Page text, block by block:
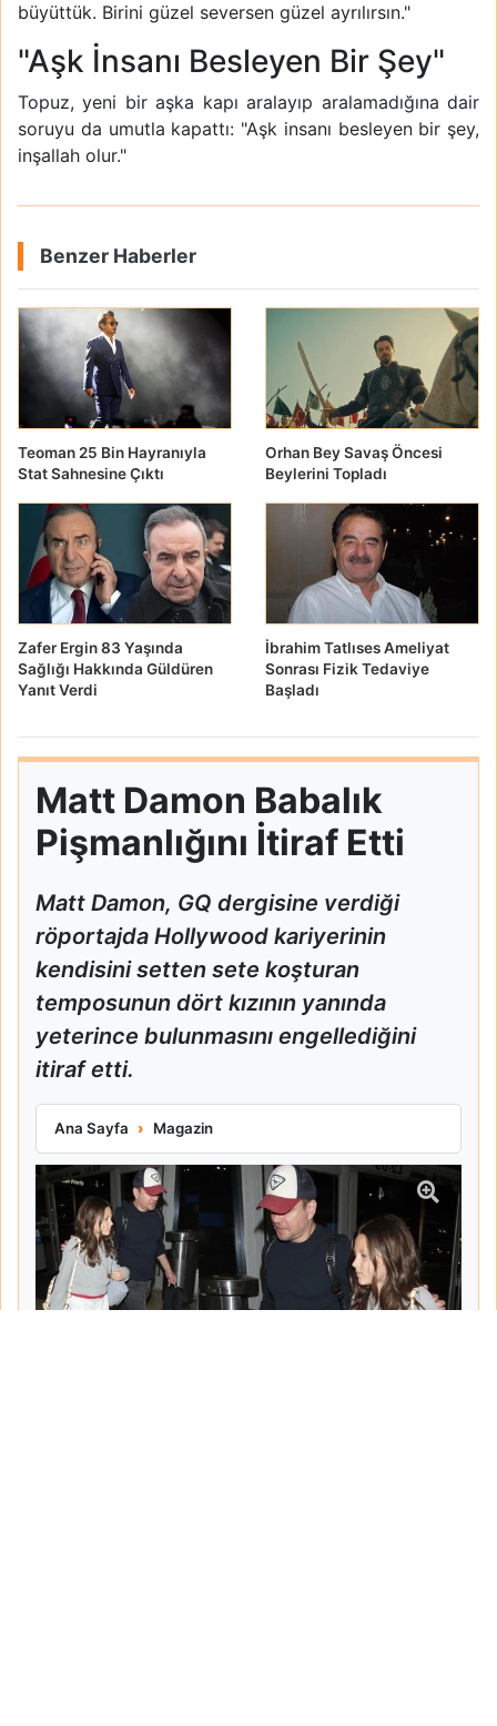
büyüttük. Birini güzel seversen güzel ayrılırsın."
"Aşk İnsanı Besleyen Bir Şey"
Topuz, yeni bir aşka kapı aralayıp aralamadığına dair
soruyu da umutla kapattı: "Aşk insanı besleyen bir şey,
inşallah olur."
Benzer Haberler
Teoman 25 Bin Hayranıyla
Stat Sahnesine Çıktı
Orhan Bey Savaş Öncesi
Beylerini Topladı
Zafer Ergin 83 Yaşında
Sağlığı Hakkında Güldüren
Yanıt Verdi
İbrahim Tatlıses Ameliyat
Sonrası Fizik Tedaviye
Başladı
Matt Damon Babalık
Pişmanlığını İtiraf Etti
Matt Damon, GQ dergisine verdiği
röportajda Hollywood kariyerinin
kendisini setten sete koşturan
temposunun dört kızının yanında
yeterince bulunmasını engellediğini
itiraf etti.
Ana Sayfa Magazin
Matt Damon Babalık Pişmanlığını İtiraf Etti